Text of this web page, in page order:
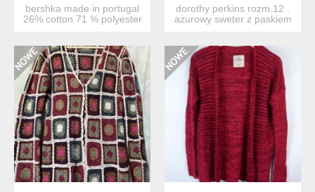
bershka made in portugal
26% cotton 71 % polyester
dorothy perkins rozm.12 .
ażurowy sweter z paskiem